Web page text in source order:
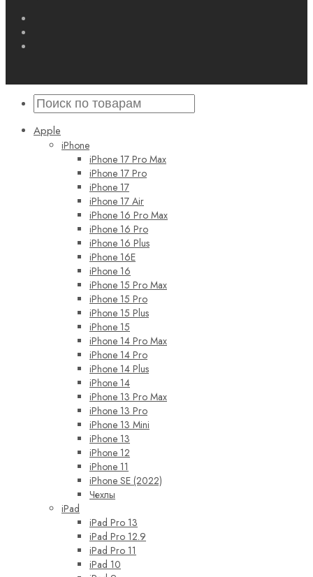
Apple
iPhone
iPhone 17 Pro Max
iPhone 17 Pro
iPhone 17
iPhone 17 Air
iPhone 16 Pro Max
iPhone 16 Pro
iPhone 16 Plus
iPhone 16E
iPhone 16
iPhone 15 Pro Max
iPhone 15 Pro
iPhone 15 Plus
iPhone 15
iPhone 14 Pro Max
iPhone 14 Pro
iPhone 14 Plus
iPhone 14
iPhone 13 Pro Max
iPhone 13 Pro
iPhone 13 Mini
iPhone 13
iPhone 12
iPhone 11
iPhone SE (2022)
Чехлы
iPad
iPad Pro 13
iPad Pro 12.9
iPad Pro 11
iPad 10